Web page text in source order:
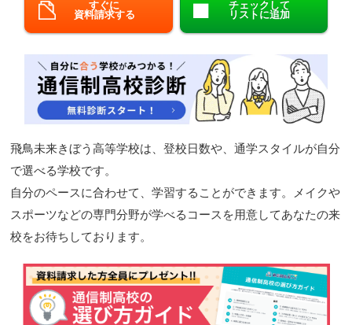
閉じる
すぐに
資料請求する
チェックして
リストに追加
飛鳥未来きぼう高等学校は、登校日数や、通学スタイルが自分
で選べる学校です。
自分のペースに合わせて、学習することができます。メイクや
スポーツなどの専門分野が学べるコースを用意してあなたの来
校をお待ちしております。